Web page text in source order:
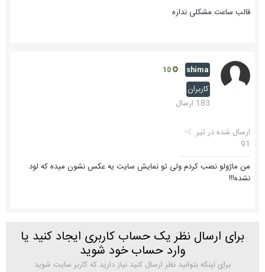
قالب ساعت مشکلی نداره
shima
کاربران
183 ارسال
ارسال شده در تیر
91
من ماژولو نصب کردم ولی تو نمایش سایت یه عکس نشون میده که لود
نشده!!!
برای ارسال نظر یک حساب کاربری ایجاد کنید یا
وارد حساب خود شوید
برای اینکه بتوانید نظر ارسال کنید نیاز دارید که کاربر سایت شوید